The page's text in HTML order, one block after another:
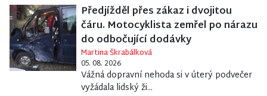
Předjížděl přes zákaz i dvojitou
čáru. Motocyklista zemřel po nárazu
do odbočující dodávky
Martina Škrabálková
05. 08. 2026
Vážná dopravní nehoda si v úterý podvečer
vyžádala lidský ži...